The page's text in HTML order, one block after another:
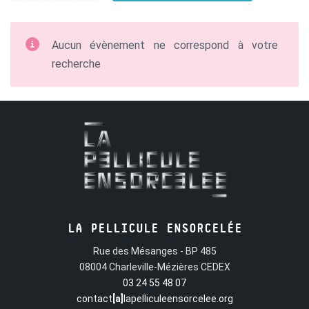
Aucun évènement ne correspond à votre
recherche
LA PELLICULE ENSORCELÉE
Rue des Mésanges - BP 485
08004 Charleville-Mézières CEDEX
03 24 55 48 07
contact [a] lapelliculeensorcelee.org